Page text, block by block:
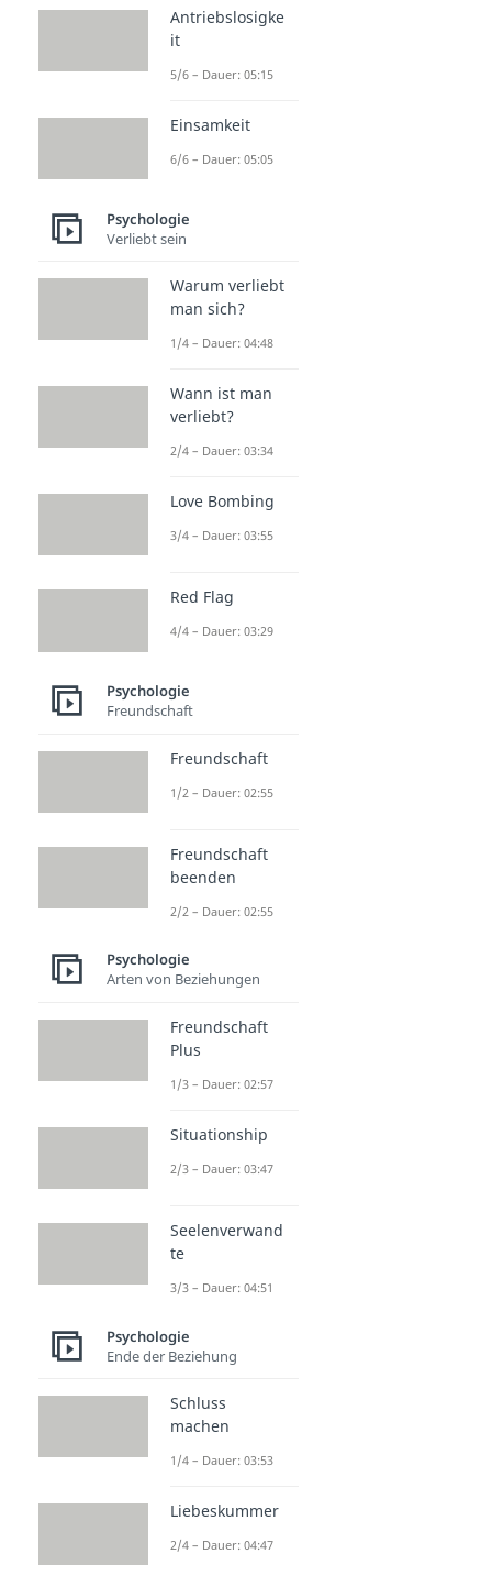
Antriebslosigke
it
5/6 – Dauer: 05:15
Einsamkeit
6/6 – Dauer: 05:05
Psychologie
Verliebt sein
Warum verliebt
man sich?
1/4 – Dauer: 04:48
Wann ist man
verliebt?
2/4 – Dauer: 03:34
Love Bombing
3/4 – Dauer: 03:55
Red Flag
4/4 – Dauer: 03:29
Psychologie
Freundschaft
Freundschaft
1/2 – Dauer: 02:55
Freundschaft
beenden
2/2 – Dauer: 02:55
Psychologie
Arten von Beziehungen
Freundschaft
Plus
1/3 – Dauer: 02:57
Situationship
2/3 – Dauer: 03:47
Seelenverwand
te
3/3 – Dauer: 04:51
Psychologie
Ende der Beziehung
Schluss
machen
1/4 – Dauer: 03:53
Liebeskummer
2/4 – Dauer: 04:47